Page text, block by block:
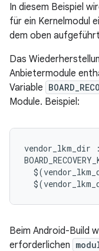
In diesem Beispiel
für ein Kernelmodul
dem oben
Das
Anbietermodule
Variable
Module. Beispiel:
vendor_lkm_dir
$(
$(
Beim Android-Build
erforderlichen